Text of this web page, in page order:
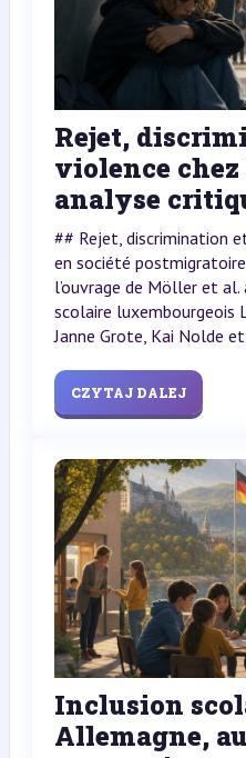
Rejet,
violence chez
analyse
## Rejet, discrimination
en société
l’ouvrage de Möller et
scolaire luxembourgeois
Janne Grote, Kai Nolde
CZYTAJ DALEJ
Inclusion
Allemagne,